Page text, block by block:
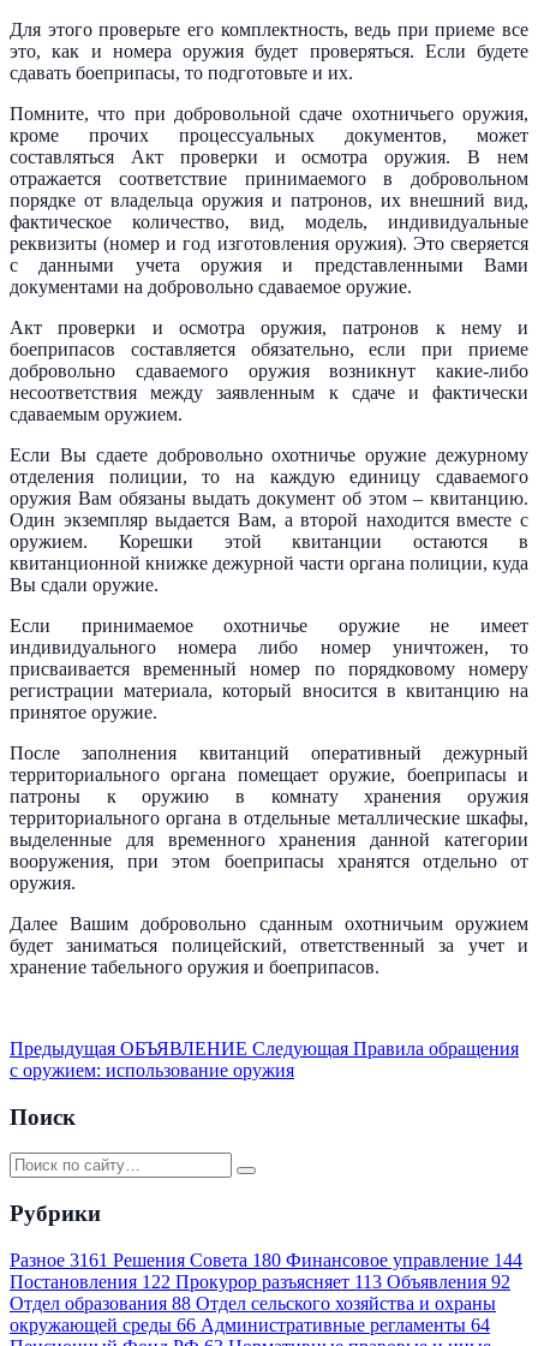
Для этого проверьте его комплектность, ведь при приеме все
это, как и номера оружия будет проверяться. Если будете
сдавать боеприпасы, то подготовьте и их.
Помните, что при добровольной сдаче охотничьего оружия,
кроме прочих процессуальных документов, может
составляться Акт проверки и осмотра оружия. В нем
отражается соответствие принимаемого в добровольном
порядке от владельца оружия и патронов, их внешний вид,
фактическое количество, вид, модель, индивидуальные
реквизиты (номер и год изготовления оружия). Это сверяется
с данными учета оружия и представленными Вами
документами на добровольно сдаваемое оружие.
Акт проверки и осмотра оружия, патронов к нему и
боеприпасов составляется обязательно, если при приеме
добровольно сдаваемого оружия возникнут какие-либо
несоответствия между заявленным к сдаче и фактически
сдаваемым оружием.
Если Вы сдаете добровольно охотничье оружие дежурному
отделения полиции, то на каждую единицу сдаваемого
оружия Вам обязаны выдать документ об этом – квитанцию.
Один экземпляр выдается Вам, а второй находится вместе с
оружием. Корешки этой квитанции остаются в
квитанционной книжке дежурной части органа полиции, куда
Вы сдали оружие.
Если принимаемое охотничье оружие не имеет
индивидуального номера либо номер уничтожен, то
присваивается временный номер по порядковому номеру
регистрации материала, который вносится в квитанцию на
принятое оружие.
После заполнения квитанций оперативный дежурный
территориального органа помещает оружие, боеприпасы и
патроны к оружию в комнату хранения оружия
территориального органа в отдельные металлические шкафы,
выделенные для временного хранения данной категории
вооружения, при этом боеприпасы хранятся отдельно от
оружия.
Далее Вашим добровольно сданным охотничьим оружием
будет заниматься полицейский, ответственный за учет и
хранение табельного оружия и боеприпасов.
Предыдущая ОБЪЯВЛЕНИЕ Следующая Правила обращения
с оружием: использование оружия
Поиск
Рубрики
Разное 3161 Решения Совета 180 Финансовое управление 144
Постановления 122 Прокурор разъясняет 113 Объявления 92
Отдел образования 88 Отдел сельского хозяйства и охраны
окружающей среды 66 Административные регламенты 64